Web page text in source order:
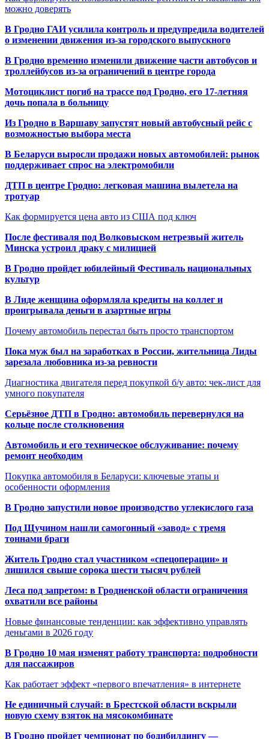
можно доверять
В Гродно ГАИ усилила контроль и предупредила водителей
о изменении движения из-за городского выпускного
В Гродно временно изменили движение части автобусов и
троллейбусов из-за ограничений в центре города
Мотоциклист погиб на трассе под Гродно, его 17-летняя
дочь попала в больницу
Из Гродно в Варшаву запустят новый автобусный рейс с
возможностью выбора места
В Беларуси выросли продажи новых автомобилей: рынок
поддерживает спрос на электромобили
ДТП в центре Гродно: легковая машина вылетела на
тротуар
Как формируется цена авто из США под ключ
После фестиваля под Волковыском нетрезвый житель
Минска устроил драку с милицией
В Гродно пройдет юбилейный Фестиваль национальных
культур
В Лиде женщина оформляла кредиты на коллег и
проигрывала деньги в азартные игры
Почему автомобиль перестал быть просто транспортом
Пока муж был на заработках в России, жительница Лиды
зарезала любовника из-за ревности
Диагностика двигателя перед покупкой б/у авто: чек-лист для
умного покупателя
Серьёзное ДТП в Гродно: автомобиль перевернулся на
кольце после столкновения
Автомобиль и его техническое обслуживание: почему
ремонт необходим
Покупка автомобиля в Беларуси: ключевые этапы и
особенности оформления
В Гродно запустили новое производство углекислого газа
Под Щучином нашли самогонный «завод» с тремя
тоннами браги
Житель Гродно стал участником «спецоперации» и
лишился свыше сорока шести тысяч рублей
Леса под запретом: в Гродненской области ограничения
охватили все районы
Новые финансовые тенденции: как эффективно управлять
деньгами в 2026 году
В Гродно 10 мая изменят работу транспорта: подробности
для пассажиров
Как работает эффект «первого впечатления» в интернете
Не единичный случай: в Брестской области вскрыли
новую схему взяток на мясокомбинате
В Гродно пройдет чемпионат по бодибилдингу —